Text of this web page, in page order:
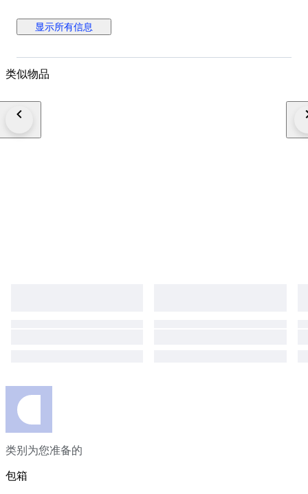
显示所有信息
类似物品
类别为您准备的
包箱